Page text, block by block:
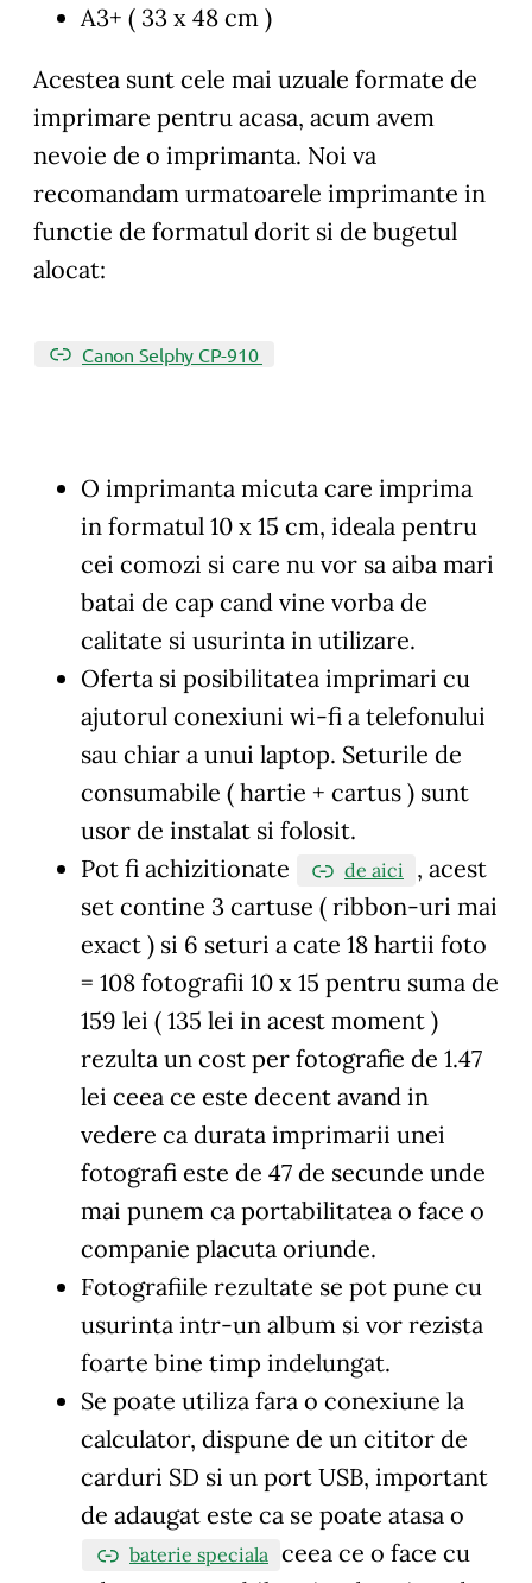
A3+ ( 33 x 48 cm )
Acestea sunt cele mai uzuale formate de
imprimare pentru acasa, acum avem
nevoie de o imprimanta. Noi va
recomandam urmatoarele imprimante in
functie de formatul dorit si de bugetul
alocat:
Canon Selphy CP-910
O imprimanta micuta care imprima
in formatul 10 x 15 cm, ideala pentru
cei comozi si care nu vor sa aiba mari
batai de cap cand vine vorba de
calitate si usurinta in utilizare.
Oferta si posibilitatea imprimari cu
ajutorul conexiuni wi-fi a telefonului
sau chiar a unui laptop. Seturile de
consumabile ( hartie + cartus ) sunt
usor de instalat si folosit.
Pot fi achizitionate
de aici
, acest
set contine 3 cartuse ( ribbon-uri mai
exact ) si 6 seturi a cate 18 hartii foto
= 108 fotografii 10 x 15 pentru suma de
159 lei ( 135 lei in acest moment )
rezulta un cost per fotografie de 1.47
lei ceea ce este decent avand in
vedere ca durata imprimarii unei
fotografi este de 47 de secunde unde
mai punem ca portabilitatea o face o
companie placuta oriunde.
Fotografiile rezultate se pot pune cu
usurinta intr-un album si vor rezista
foarte bine timp indelungat.
Se poate utiliza fara o conexiune la
calculator, dispune de un cititor de
carduri SD si un port USB, important
de adaugat este ca se poate atasa o
baterie speciala ceea ce o face cu